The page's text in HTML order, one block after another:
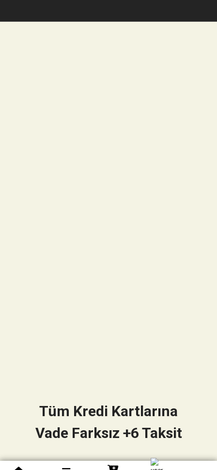
Tüm Kredi Kartlarına
Vade Farksız +6 Taksit